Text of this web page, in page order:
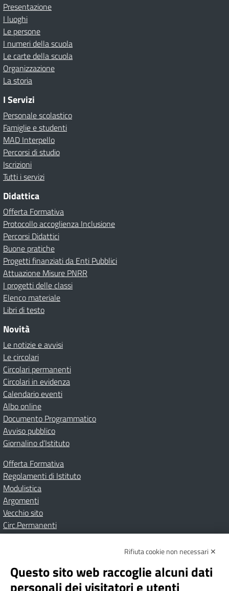
Presentazione
I luoghi
Le persone
I numeri della scuola
Le carte della scuola
Organizzazione
La storia
I Servizi
Personale scolastico
Famiglie e studenti
MAD Interpello
Percorsi di studio
Iscrizioni
Tutti i servizi
Didattica
Offerta Formativa
Protocollo accoglienza Inclusione
Percorsi Didattici
Buone pratiche
Progetti finanziati da Enti Pubblici
Attuazione Misure PNRR
I progetti delle classi
Elenco materiale
Libri di testo
Novità
Le notizie e avvisi
Le circolari
Circolari permanenti
Circolari in evidenza
Calendario eventi
Albo online
Documento Programmatico
Avviso pubblico
Giornalino d’Istituto
Offerta Formativa
Regolamenti di Istituto
Modulistica
Argomenti
Vecchio sito
Circ.Permanenti
Albo onlinePrivacy Policy
Dichiarazione di accessibilità
Note Legali
Rifiuta cookie non necessari ✕
Questo sito web raccoglie alcuni dati